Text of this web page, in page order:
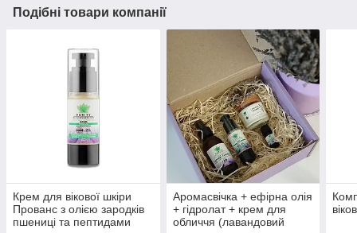
Подібні товари компанії
Крем для вікової шкіри
Прованс з олією зародків
пшениці та пептидами
Аромасвічка + ефірна олія
+ гідролат + крем для
обличчя (лавандовий